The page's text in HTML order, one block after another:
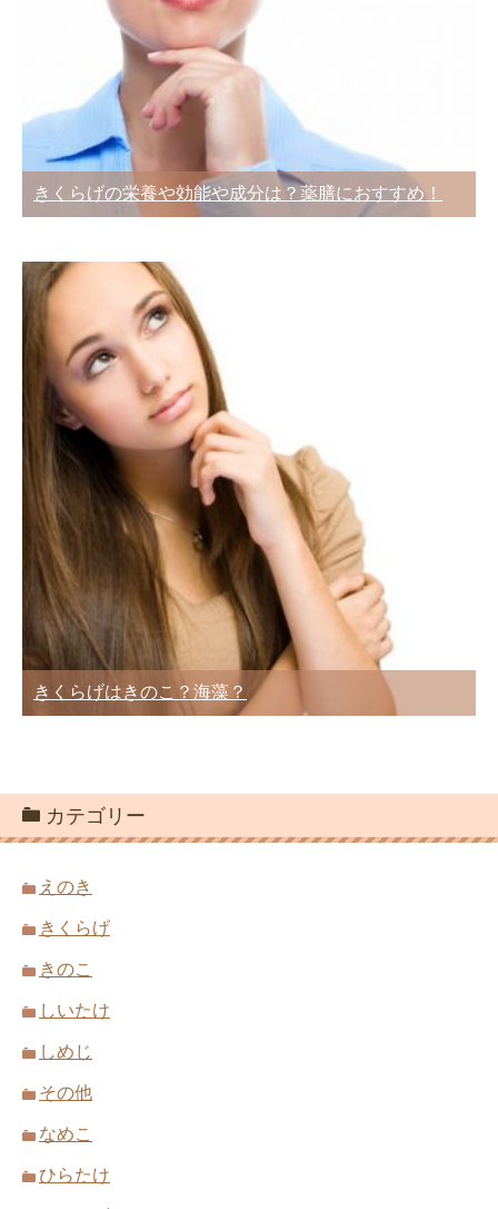
きくらげの栄養や効能や成分は？薬膳におすすめ！
きくらげはきのこ？海藻？
カテゴリー
えのき
きくらげ
きのこ
しいたけ
しめじ
その他
なめこ
ひらたけ